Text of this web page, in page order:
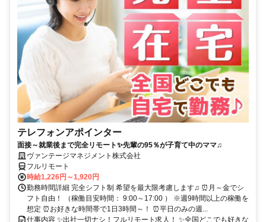
テレフォンアポインター
面接～就業後まで完全リモート✨先輩の95％が子育て中のママ♫
ヴァンテージマネジメント株式会社
フルリモート
時給1,226円～1,920円
勤務時間詳細 完全シフト制 希望を最大限考慮します♫ ⏰月～金でシ
フト自由！ （稼働目安時間： 9:00～17:00 ） ※週9時間以上の稼働を
想定 ⏰お好きな時間帯で1日3時間～！ ⏰平日のみの週...
仕事内容 ✨出社一切ナシ！フルリモート求人！ ✨全国どこでも好きな